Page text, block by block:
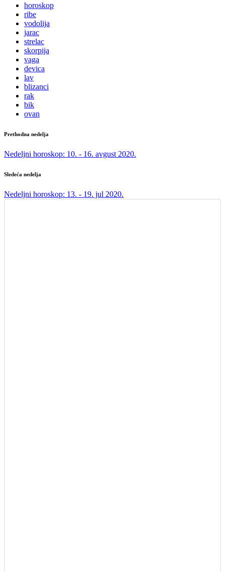
horoskop
ribe
vodolija
jarac
strelac
skorpija
vaga
devica
lav
blizanci
rak
bik
ovan
Prethodna nedelja
Nedeljni horoskop: 10. - 16. avgust 2020.
Sledeća nedelja
Nedeljni horoskop: 13. - 19. jul 2020.